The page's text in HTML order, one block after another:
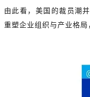
由此看，美国的裁员潮
重塑企业组织与产业格局